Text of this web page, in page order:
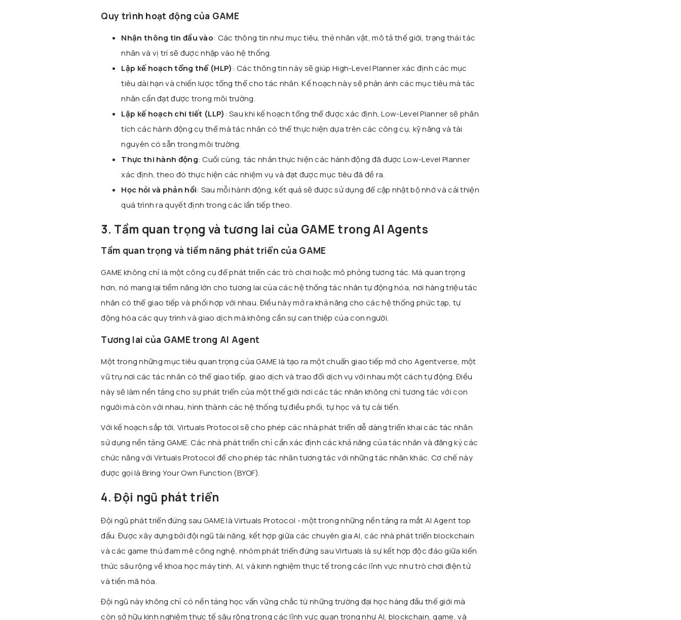
Quy trình hoạt động của GAME
Nhận thông tin đầu vào: Các thông tin như mục tiêu, thẻ nhân vật, mô tả thế giới, trạng thái tác
nhân và vị trí sẽ được nhập vào hệ thống.
Lập kế hoạch tổng thể (HLP): Các thông tin này sẽ giúp High-Level Planner xác định các mục
tiêu dài hạn và chiến lược tổng thể cho tác nhân. Kế hoạch này sẽ phản ánh các mục tiêu mà tác
nhân cần đạt được trong môi trường.
Lập kế hoạch chi tiết (LLP): Sau khi kế hoạch tổng thể được xác định, Low-Level Planner sẽ phân
tích các hành động cụ thể mà tác nhân có thể thực hiện dựa trên các công cụ, kỹ năng và tài
nguyên có sẵn trong môi trường.
Thực thi hành động: Cuối cùng, tác nhân thực hiện các hành động đã được Low-Level Planner
xác định, theo đó thực hiện các nhiệm vụ và đạt được mục tiêu đã đề ra.
Học hỏi và phản hồi: Sau mỗi hành động, kết quả sẽ được sử dụng để cập nhật bộ nhớ và cải thiện
quá trình ra quyết định trong các lần tiếp theo.
3. Tầm quan trọng và tương lai của GAME trong AI Agents
Tầm quan trọng và tiềm năng phát triển của GAME
GAME không chỉ là một công cụ để phát triển các trò chơi hoặc mô phỏng tương tác. Mà quan trọng
hơn, nó mang lại tiềm năng lớn cho tương lai của các hệ thống tác nhân tự động hóa, nơi hàng triệu tác
nhân có thể giao tiếp và phối hợp với nhau. Điều này mở ra khả năng cho các hệ thống phức tạp, tự
động hóa các quy trình và giao dịch mà không cần sự can thiệp của con người.
Tương lai của GAME trong AI Agent
Một trong những mục tiêu quan trọng của GAME là tạo ra một chuẩn giao tiếp mở cho Agentverse, một
vũ trụ nơi các tác nhân có thể giao tiếp, giao dịch và trao đổi dịch vụ với nhau một cách tự động. Điều
này sẽ làm nền tảng cho sự phát triển của một thế giới nơi các tác nhân không chỉ tương tác với con
người mà còn với nhau, hình thành các hệ thống tự điều phối, tự học và tự cải tiến.
Với kế hoạch sắp tới, Virtuals Protocol sẽ cho phép các nhà phát triển dễ dàng triển khai các tác nhân
sử dụng nền tảng GAME. Các nhà phát triển chỉ cần xác định các khả năng của tác nhân và đăng ký các
chức năng với Virtuals Protocol để cho phép tác nhân tương tác với những tác nhân khác. Cơ chế này
được gọi là Bring Your Own Function (BYOF).
4. Đội ngũ phát triển
Đội ngũ phát triển đứng sau GAME là Virtuals Protocol - một trong những nền tảng ra mắt AI Agent top
đầu. Được xây dựng bởi đội ngũ tài năng, kết hợp giữa các chuyên gia AI, các nhà phát triển blockchain
và các game thủ đam mê công nghệ, nhóm phát triển đứng sau Virtuals là sự kết hợp độc đáo giữa kiến
thức sâu rộng về khoa học máy tính, AI, và kinh nghiệm thực tế trong các lĩnh vực như trò chơi điện tử
và tiền mã hóa.
Đội ngũ này không chỉ có nền tảng học vấn vững chắc từ những trường đại học hàng đầu thế giới mà
còn sở hữu kinh nghiệm thực tế sâu rộng trong các lĩnh vực quan trọng như AI, blockchain, game, và